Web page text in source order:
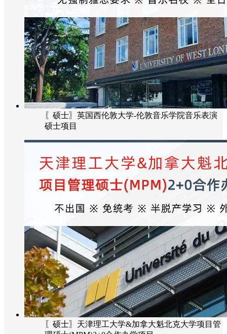
〖硕士〗英国西伦敦大学-伦敦音乐学院音乐表演
硕士项目
〖硕士〗天津理工大学&加拿大魁北克大学项目管